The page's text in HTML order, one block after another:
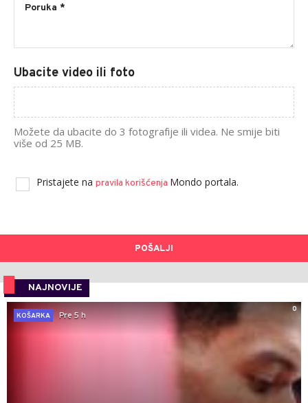
Ubacite video ili foto
Možete da ubacite do 3 fotografije ili videa. Ne smije biti
više od 25 MB.
Pristajete na pravila korišćenja Mondo portala.
POŠALJI
NAJNOVIJE
0
KOŠARKA
Pre 5 h